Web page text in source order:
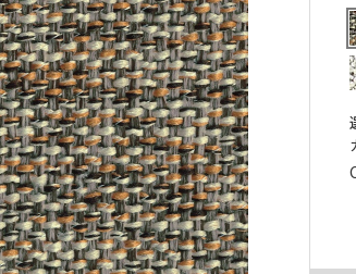
はぎ合わせ
対象サイズ
片開き
2倍ヒダ 76cm以上
チェーンウェイトオプションと併用する
きません。
丈が280cmを超える商品の加工はできま
片開き1.5倍ヒダは幅400cmまで、片開き
ダは幅300cmまでとなります。
仕上がり幅が400cmを超える場合は、
に+¥2,035となります。
ストレートカーテンは対象外となります。
一部商品は、風合いや生地感を活かすた
安定加工に対応していません。
仕上がり幅
〜140cm (税
〜280cm (税
〜420cm (税
〜560cm (税
｢チェーンウェイト」マークが付いている
対象となります。
形態安定加工オプションと併用すること